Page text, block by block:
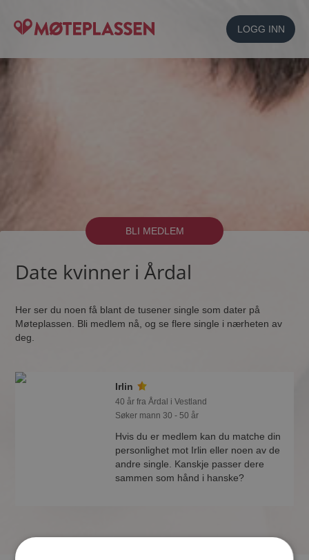
LOGG INN
BLI MEDLEM
Date kvinner i Årdal
Her ser du noen få blant de tusener single som dater på
Møteplassen. Bli medlem nå, og se flere single i nærheten av
deg.
Irlin
40 år fra Årdal i Vestland
Søker mann 30 - 50 år
Hvis du er medlem kan du matche din
personlighet mot Irlin eller noen av de
andre single. Kanskje passer dere
sammen som hånd i hanske?